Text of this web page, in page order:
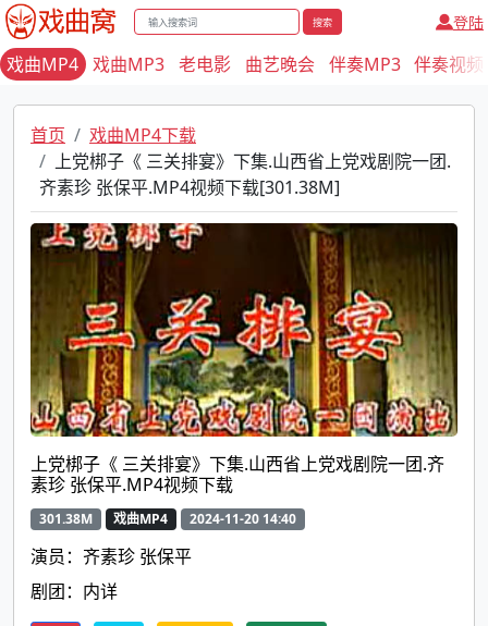
搜索 登陆
戏曲MP4 戏曲MP3 老电影 曲艺晚会 伴奏MP3 伴奏视频
首页
戏曲MP4下载
上党梆子《 三关排宴》下集.山西省上党戏剧院一团.
齐素珍 张保平.MP4视频下载[301.38M]
上党梆子《 三关排宴》下集.山西省上党戏剧院一团.齐
素珍 张保平.MP4视频下载
301.38M 戏曲MP4 2024-11-20 14:40
演员：齐素珍 张保平
剧团：内详